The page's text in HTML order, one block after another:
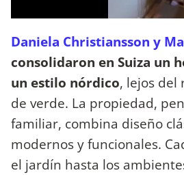
Daniela Christiansson y
consolidaron en Suiza un
un estilo nórdico, lejos del
de verde. La propiedad,
familiar, combina diseño
modernos y funcionales.
el jardín hasta los